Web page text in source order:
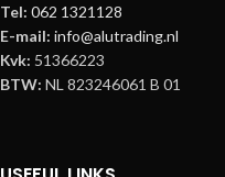
Tel: 062 1321128
E-mail: info@alutrading.nl
Kvk: 51366223
BTW: NL 823246061 B 01